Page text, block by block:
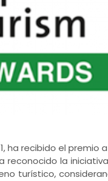
ha recibido el premio
reconocido la
turístico,